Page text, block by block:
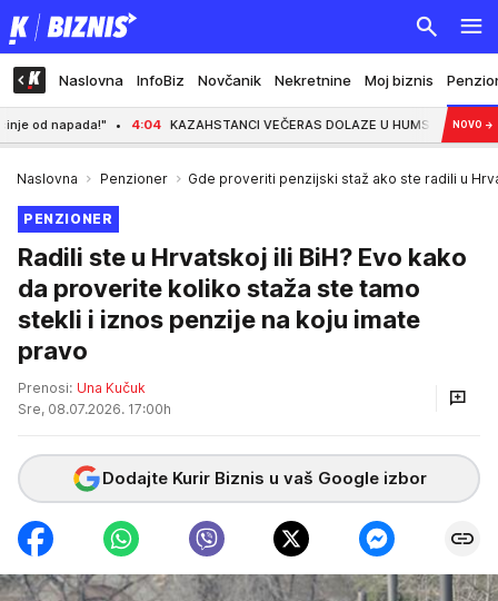
Naslovna InfoBiz Novčanik Nekretnine Moj biznis
4:04 KAZAHSTANCI VEČERAS DOLAZE U HUMSKU, CRNO-BELINOVO →
Naslovna Penzioner Gde proveriti penzijski staž ako ste radili u
PENZIONER
Radili ste u Hrvatskoj ili BiH? Evo kako
da proverite koliko staža ste tamo
stekli i iznos penzije na koju imate
pravo
Prenosi: Una Kučuk
Sre, 08.07.2026. 17:00h
Dodajte Kurir Biznis u vaš Google izbor